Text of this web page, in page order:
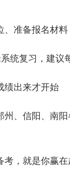
准备报名材料
统复习，建议
绩出来才开始
、信阳、南
，就是你赢在